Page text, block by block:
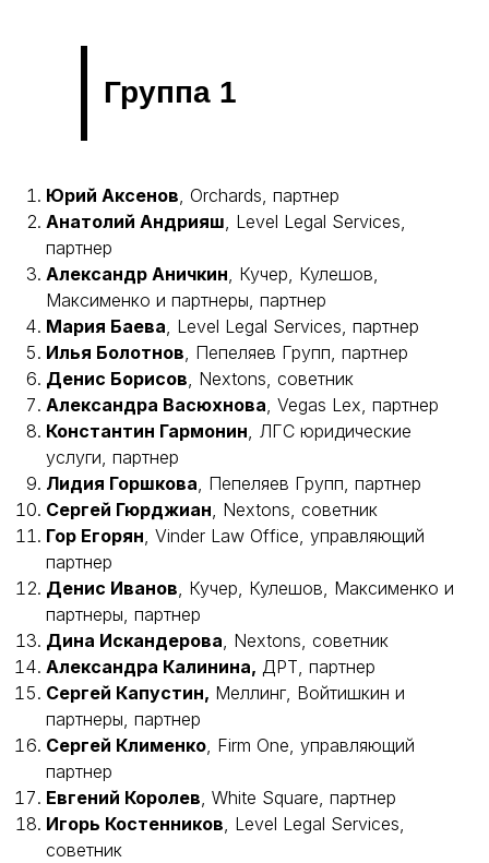
Группа 1
Юрий Аксенов , Orchards, партнер
Анатолий Андрияш , Level Legal Services,
партнер
Александр Аничкин , Кучер, Кулешов,
Максименко и партнеры, партнер
Мария Баева , Level Legal Services, партнер
Илья Болотнов , Пепеляев Групп, партнер
Денис Борисов , Nextons, советник
Александра Васюхнова , Vegas Lex, партнер
Константин Гармонин , ЛГС юридические
услуги, партнер
Лидия Горшкова , Пепеляев Групп, партнер
Сергей Гюрджиан , Nextons, советник
Гор Егорян , Vinder Law Office, управляющий
партнер
Денис Иванов , Кучер, Кулешов, Максименко и
партнеры, партнер
Дина Искандерова , Nextons, советник
Александра Калинина, ДРТ, партнер
Сергей Капустин, Меллинг, Войтишкин и
партнеры, партнер
Сергей Клименко , Firm One, управляющий
партнер
Евгений Королев , White Square, партнер
Игорь Костенников , Level Legal Services,
советник